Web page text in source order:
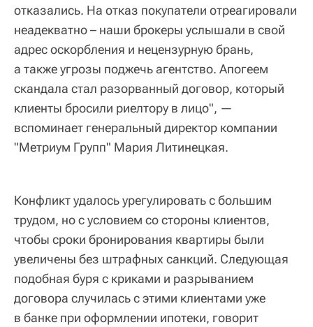
отказались. На отказ покупатели отреагировали
неадекватно – наши брокеры услышали в свой
адрес оскорбления и нецензурную брань,
а также угрозы поджечь агентство. Апогеем
скандала стал разорванный договор, который
клиенты бросили риелтору в лицо", —
вспоминает генеральный директор компании
"Метриум Групп" Мария Литинецкая.
Конфликт удалось урегулировать с большим
трудом, но с условием со стороны клиентов,
чтобы сроки бронирования квартиры были
увеличены без штрафных санкций. Следующая
подобная буря с криками и разрыванием
договора случилась с этими клиентами уже
в банке при оформлении ипотеки, говорит